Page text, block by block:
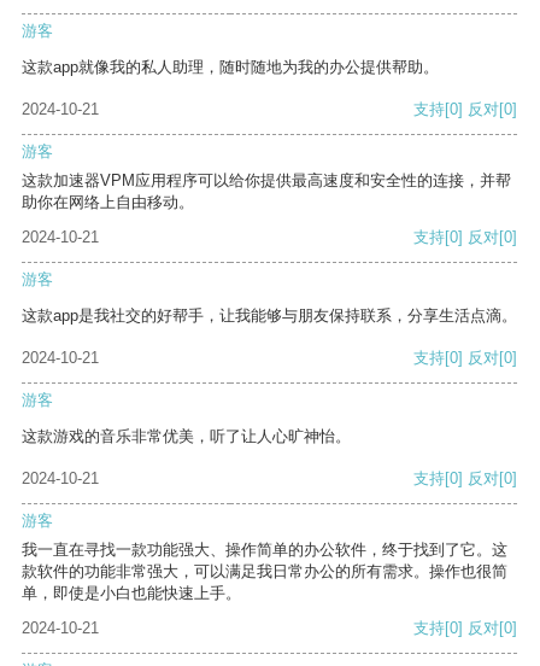
游客
这款app就像我的私人助理，随时随地为我的办公提供帮助。
2024-10-21 支持[0] 反对[0]
游客
这款加速器VPM应用程序可以给你提供最高速度和安全性的连接，并帮
助你在网络上自由移动。
2024-10-21
支持[0] 反对[0]
游客
这款app是我社交的好帮手，让我能够与朋友保持联系，分享生活点滴。
2024-10-21 支持[0] 反对[0]
游客
这款游戏的音乐非常优美，听了让人心旷神怡。
2024-10-21 支持[0] 反对[0]
游客
我一直在寻找一款功能强大、操作简单的办公软件，终于找到了它。这
款软件的功能非常强大，可以满足我日常办公的所有需求。操作也很简
单，即使是小白也能快速上手。
2024-10-21
支持[0] 反对[0]